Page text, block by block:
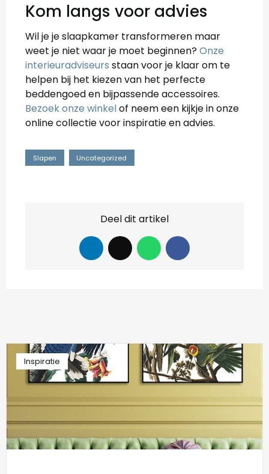
Kom langs voor advies
Wil je je slaapkamer transformeren maar
weet je niet waar je moet beginnen? Onze
interieuradviseurs staan voor je klaar om te
helpen bij het kiezen van het perfecte
beddengoed en bijpassende accessoires.
Bezoek onze winkelof neem een kijkje in onze
online collectie voor inspiratie en advies.
Slapen Uncategorized
Deel dit artikel
Inspiratie